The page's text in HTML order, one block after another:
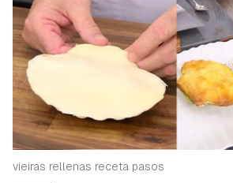
vieiras rellenas receta pasos